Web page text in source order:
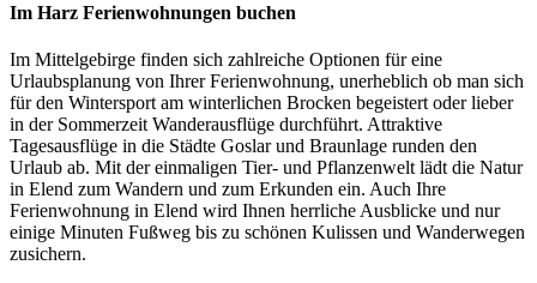
Im Harz Ferienwohnungen buchen
Im Mittelgebirge finden sich zahlreiche Optionen für eine
Urlaubsplanung von Ihrer Ferienwohnung, unerheblich ob man sich
für den Wintersport am winterlichen Brocken begeistert oder lieber
in der Sommerzeit Wanderausflüge durchführt. Attraktive
Tagesausflüge in die Städte Goslar und Braunlage runden den
Urlaub ab. Mit der einmaligen Tier- und Pflanzenwelt lädt die Natur
in Elend zum Wandern und zum Erkunden ein. Auch Ihre
Ferienwohnung in Elend wird Ihnen herrliche Ausblicke und nur
einige Minuten Fußweg bis zu schönen Kulissen und Wanderwegen
zusichern.